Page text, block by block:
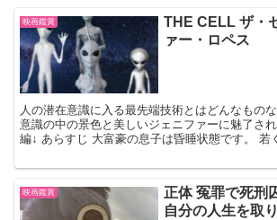
映画鑑賞
THE CELL ザ・
ァー・ロペス
人の潜在意識に入る最先端技術とはどんなもの
意識の中の景色と美しいジェニファーに魅了さ
編↓ あらすじ 大富豪の息子は昏睡状態です。 若
映画鑑賞
正体 冤罪で死刑
自分の人生を取